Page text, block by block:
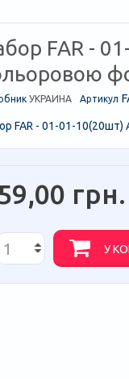
FAR -
УКРАИНА Артикул
FAR - 01-01-10(20шт)
грн.
У